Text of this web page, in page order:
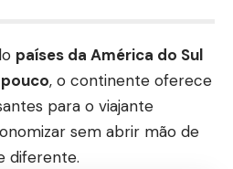
países da América do Sul
, o continente oferece
para o viajante
sem abrir mão de
diferente.